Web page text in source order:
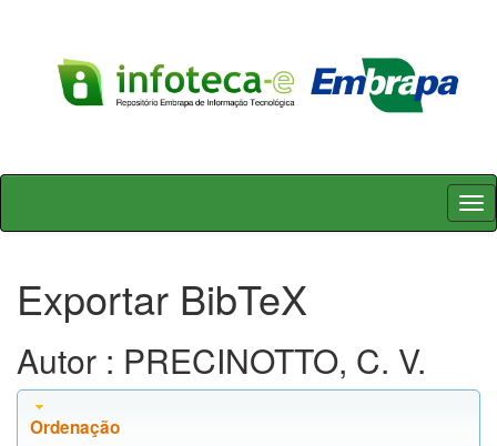
Skip
Exportar BibTeX
Autor : PRECINOTTO, C. V.
Ordenação